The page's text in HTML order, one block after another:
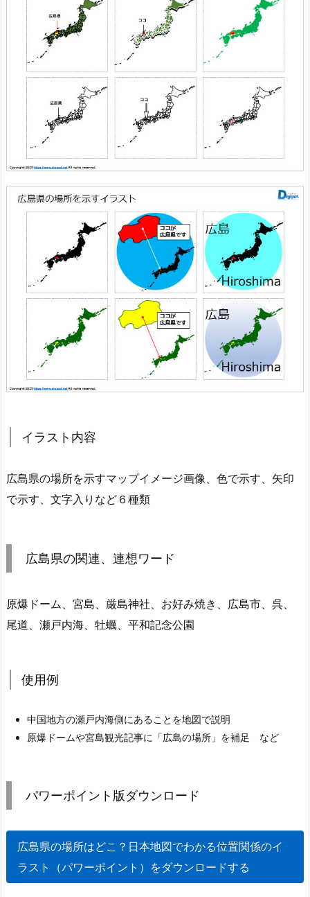
イラスト内容
広島県の場所を示すマップイメージ画像、色で示す、矢印
で示す、文字入りなど６種類
広島県の関連、連想ワード
原爆ドーム、宮島、厳島神社、お好み焼き、広島市、呉、
尾道、瀬戸内海、牡蠣、平和記念公園
使用例
中国地方の瀬戸内海側にあることを地図で説明
原爆ドームや宮島観光記事に「広島の場所」を補足 など
パワーポイント版ダウンロード
広島県の場所はどこ？日本地図でわかる位置関係のイ
ラスト（パワーポイント）をダウンロードする